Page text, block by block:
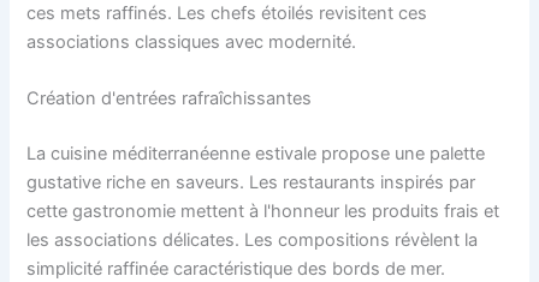
ces mets raffinés. Les chefs étoilés revisitent ces
associations classiques avec modernité.
Création d'entrées rafraîchissantes
La cuisine méditerranéenne estivale propose une palette
gustative riche en saveurs. Les restaurants inspirés par
cette gastronomie mettent à l'honneur les produits frais et
les associations délicates. Les compositions révèlent la
simplicité raffinée caractéristique des bords de mer.